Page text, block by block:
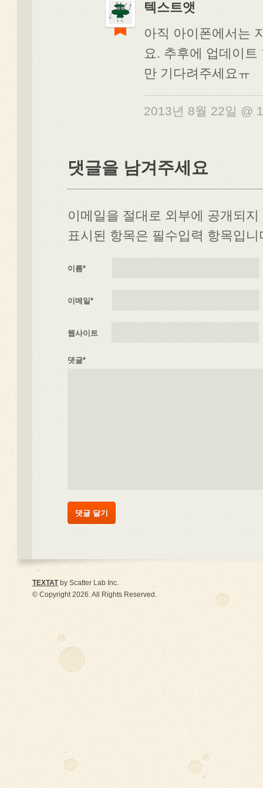
텍스트앳
아직 아이폰에서는
요. 추후에 업데이
만 기다려주세요ㅠ
2013년 8월 22일 @
댓글을 남겨주세요
이메일을 절대로 외부에 공개되
표시된 항목은 필수입력 항목입니
이름*
이메일*
웹사이트
댓글*
TEXTATby Scatter Lab Inc.
© Copyright 2026. All Rights Reserved.